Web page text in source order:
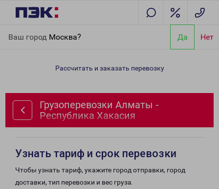
Ваш город Москва? Да Нет
Хакасия
Рассчитать и заказать перевозку
Грузоперевозки Алматы -
Республика Хакасия
Узнать тариф и срок перевозки
Чтобы узнать тариф, укажите город отправки, город
доставки, тип перевозки и вес груза.